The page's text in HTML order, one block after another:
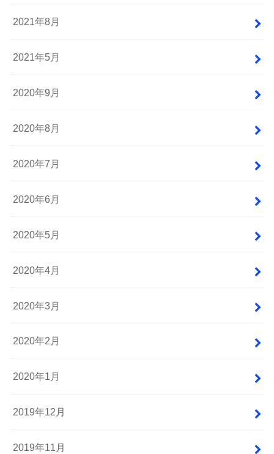
2021年8月
2021年5月
2020年9月
2020年8月
2020年7月
2020年6月
2020年5月
2020年4月
2020年3月
2020年2月
2020年1月
2019年12月
2019年11月